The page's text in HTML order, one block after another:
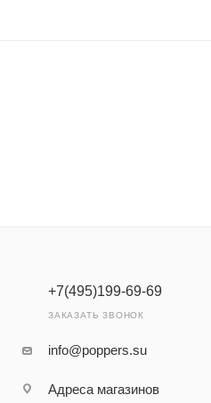
+7(495)199-69-69
ЗАКАЗАТЬ ЗВОНОК
info@poppers.su
Адреса магазинов